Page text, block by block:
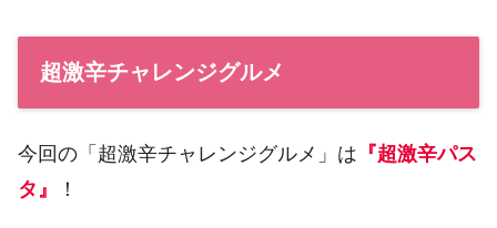
超激辛チャレンジグルメ
今回の「超激辛チャレンジグルメ」は 『超激辛パス
タ』
！